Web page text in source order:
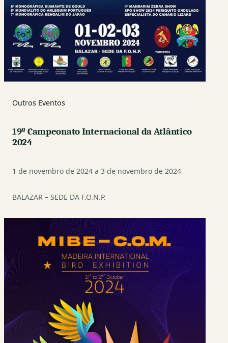
Outros Eventos
19º Campeonato Internacional da Atlântico
2024
1 de novembro de 2024 a 3 de novembro de 2024
BALAZAR – SEDE DA F.O.N.P.